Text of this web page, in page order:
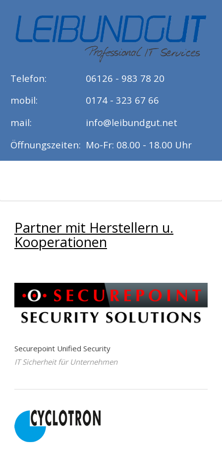
Telefon:
06126 - 983 78 20
mobil:
0174 - 323 67 66
mail:
info@leibundgut.net
Öffnungszeiten: Mo-Fr: 08.00 - 18.00 Uhr
Partner mit Herstellern u.
Kooperationen
Securepoint Unified Security
IT Sicherheit für Unternehmen